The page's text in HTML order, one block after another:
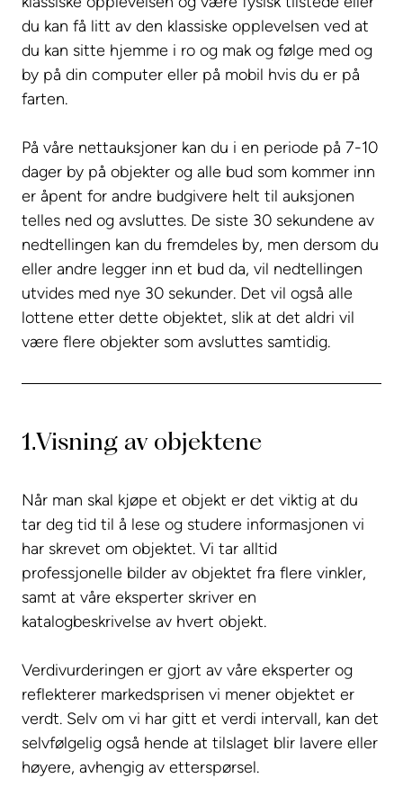
du kan få litt av den klassiske opplevelsen ved at
du kan sitte hjemme i ro og mak og følge med og
by på din computer eller på mobil hvis du er på
farten.
På våre nettauksjoner kan du i en periode på 7-10
dager by på objekter og alle bud som kommer inn
er åpent for andre budgivere helt til auksjonen
telles ned og avsluttes. De siste 30 sekundene av
nedtellingen kan du fremdeles by, men dersom du
eller andre legger inn et bud da, vil nedtellingen
utvides med nye 30 sekunder. Det vil også alle
lottene etter dette objektet, slik at det aldri vil
være flere objekter som avsluttes samtidig.
1.Visning av objektene
Når man skal kjøpe et objekt er det viktig at du
tar deg tid til å lese og studere informasjonen vi
har skrevet om objektet. Vi tar alltid
professjonelle bilder av objektet fra flere vinkler,
samt at våre eksperter skriver en
katalogbeskrivelse av hvert objekt.
Verdivurderingen er gjort av våre eksperter og
reflekterer markedsprisen vi mener objektet er
verdt. Selv om vi har gitt et verdi intervall, kan det
selvfølgelig også hende at tilslaget blir lavere eller
høyere, avhengig av etterspørsel.